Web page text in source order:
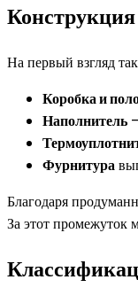
На первый взгляд
Коробка и
Наполнитель
Фурнитура
Благодаря
За этот промежуток